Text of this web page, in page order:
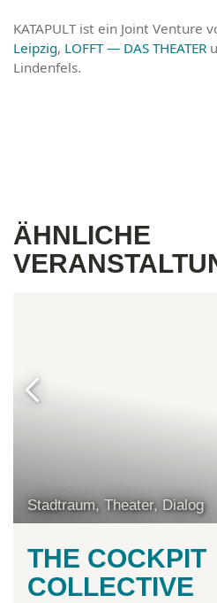
KATAPULT ist ein Joint Venture
Leipzig, LOFFT — DAS THEATER
Lindenfels.
ÄHNLICHE
Stadtraum, Theater, Dialog
THE COCKPIT
COLLECTIVE